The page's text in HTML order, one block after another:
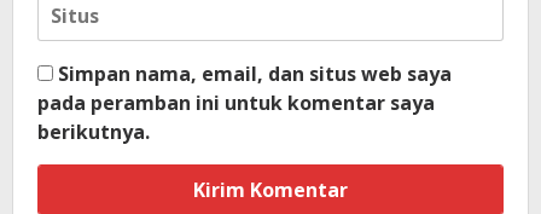
Simpan nama, email, dan situs web saya
pada peramban ini untuk komentar saya
berikutnya.